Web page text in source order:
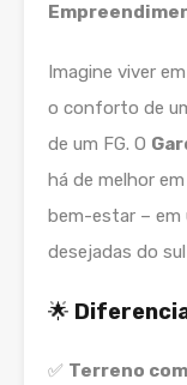
Imagine viver
o conforto de
de um FG. O
há de melhor
bem-estar – em
desejadas do
🌟
✅ Terreno